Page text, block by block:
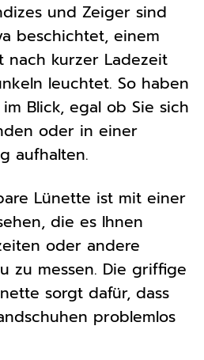
und Zeiger sind
beschichtet, einem
nach kurzer Ladezeit
leuchtet. So haben
Blick, egal ob Sie sich
oder in einer
aufhalten.
Lünette ist mit einer
die es Ihnen
oder andere
zu messen. Die griffige
sorgt dafür, dass
problemlos